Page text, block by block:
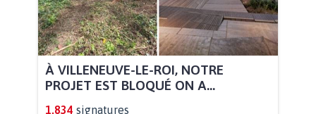
À VILLENEUVE-LE-ROI, NOTRE
PROJET EST BLOQUÉ ON A...
1.834 signatures